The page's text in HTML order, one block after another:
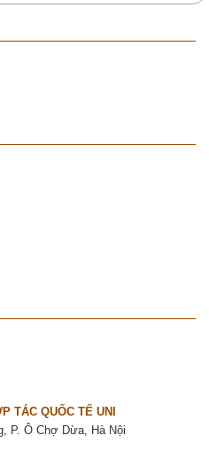
TÁC QUỐC TẾ UNI
P. Ô Chợ Dừa, Hà Nội